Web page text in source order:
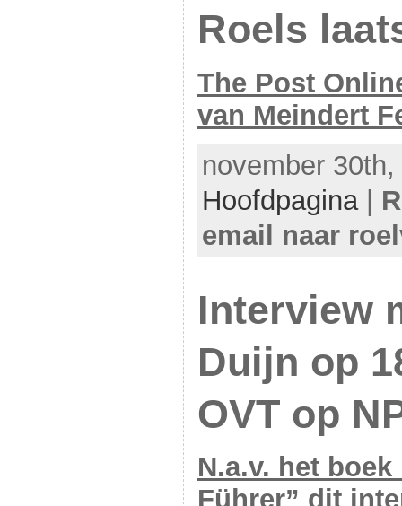
Roels
The Post
van Meindert
november
Hoofdpagina|
email naar
Interview
Duijn op
OVT op
N.a.v. het
Führer” dit